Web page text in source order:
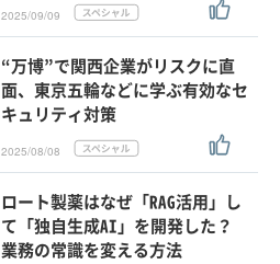
2025/09/09
“万博”で関西企業がリスクに直
面、東京五輪などに学ぶ有効なセ
キュリティ対策
2025/08/08
ロート製薬はなぜ「RAG活用」し
て「独自生成AI」を開発した？
業務の常識を変える方法